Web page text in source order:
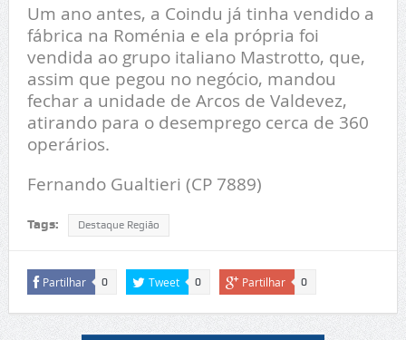
Um ano antes, a Coindu já tinha vendido a
fábrica na Roménia e ela própria foi
vendida ao grupo italiano Mastrotto, que,
assim que pegou no negócio, mandou
fechar a unidade de Arcos de Valdevez,
atirando para o desemprego cerca de 360
operários.
Fernando Gualtieri (CP 7889)
Tags: Destaque Região
Partilhar 0 Tweet 0 Partilhar 0